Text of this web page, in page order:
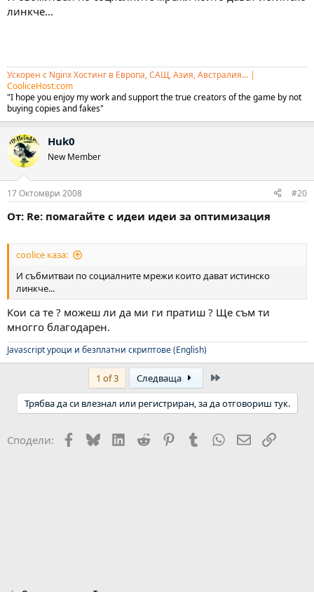
линкче...
Ускорен с Nginx Хостинг в Европа, САЩ, Азия, Австралия... |
CooliceHost.com
"I hope you enjoy my work and support the true creators of the game by not
buying copies and fakes"
Huk0
New Member
17 Октомври 2008 #20
От: Re: помагайте с идеи идеи за оптимизация
coolice каза:
И събмитваи по социалните мрежи които дават истинско
линкче...
Кои са те ? можеш ли да ми ги пратиш ? Ще съм ти
многго благодарен.
Javascript уроци и безплатни скриптове (English)
1 of 3 Следваща
Трябва да си влезнал или регистриран, за да отговориш тук.
Сподели: Facebook
BlueskyLinkedIn
Reddit PinterestTumblr WhatsApp
EmailLink